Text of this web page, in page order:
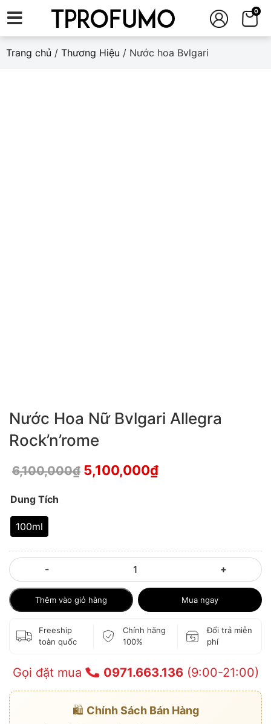
0
Trang chủ / Thương Hiệu / Nước hoa Bvlgari
Nước Hoa Nữ Bvlgari Allegra
Rock’n’rome
6,100,000₫ 5,100,000₫
Dung Tích
100ml
- +
Thêm vào giỏ hàng Mua ngay
Freeship
toàn quốc
Chính hãng
100%
Đổi trả miễn
phí
Gọi đặt mua 0971.663.136(9:00-21:00)
🛍️ Chính Sách Bán Hàng